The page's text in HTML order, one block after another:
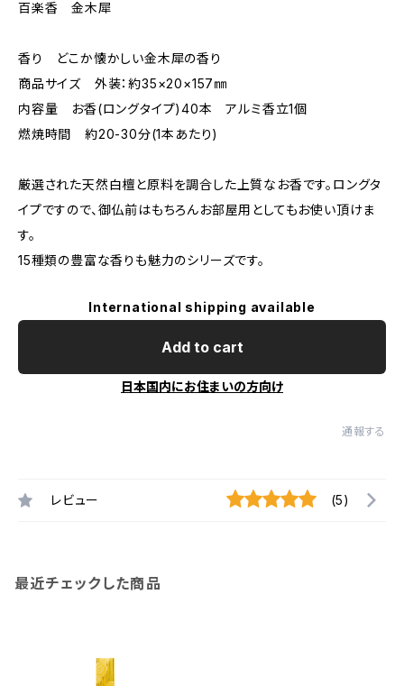
百楽香 金木犀
香り どこか懐かしい金木犀の香り
商品サイズ 外装：約35×20×157㎜
内容量 お香(ロングタイプ)40本 アルミ香立1個
燃焼時間 約20-30分(1本あたり)
厳選された天然白檀と原料を調合した上質なお香です。ロングタ
イプですので、御仏前はもちろんお部屋用としてもお使い頂けま
す。
15種類の豊富な香りも魅力のシリーズです。
International shipping available
Add to cart
日本国内にお住まいの方向け
通報する
レビュー (5)
最近チェックした商品